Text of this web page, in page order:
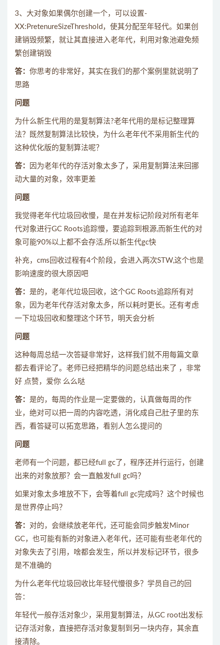
3、大对象如果偶尔创建一个，可以设置-
XX:PretenureSizeThreshold，使其分配至年轻代。如果创
建销毁频繁，就让其直接进入老年代，利用对象池避免频
繁创建销毁
答： 你思考的非常好，其实在我们的那个案例里就说明了
思路
问题
为什么新生代用的是复制算法?老年代用的是标记整理算
法？既然复制算法比较快，为什么老年代不采用新生代的
这种优化版的复制算法呢？
答：
因为老年代的存活对象太多了，采用复制算法来回挪
动大量的对象，效率更差
问题
我觉得老年代垃圾回收慢，是在并发标记阶段对所有老年
代对象进行GC Roots追踪慢，要追踪到根源,而新生代的对
象可能90%以上都不会存活,所以新生代gc快
补充，cms回收过程有4个阶段，会进入两次STW,这个也是
影响速度的很大原因吧
答： 是的，老年代垃圾回收，这个GC Roots追踪所有对
象，因为老年代存活对象太多，所以耗时更长。还有考虑
一下垃圾回收和整理这个环节，明天会分析
问题
这种每周总结一次答疑非常好，这样我们就不用每篇文章
都去看评论了。老师已经把精华的问题总结出来了 ，非常
好 点赞，爱你 么么哒
答： 是的，每周的作业是一定要做的，认真做每周的作
业，绝对可以把一周的内容吃透，消化成自己肚子里的东
西，看答疑可以拓宽思路，看别人怎么提问的
问题
老师有一个问题，都已经full gc了，程序还并行运行，创建
出来的对象放那？会一直触发full gc吗？
如果对象太多堆放不下，会等着full gc完成吗？这个时候也
是世界停止吗？
答： 对的，会继续放老年代，还可能会同步触发Minor
GC，也可能有新的对象进入老年代，还可能有些老年代的
对象失去了引用，啥都会发生，所以并发标记环节，很多
是不准确的
为什么老年代垃圾回收比年轻代慢很多？学员自己的回
答：
年轻代一般存活对象少，采用复制算法，从GC root出发标
记存活对象，直接把存活对象复制到另一块内存，其余直
接清除。